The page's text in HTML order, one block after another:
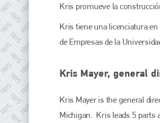
Kris promueve la
Kris tiene una licenciatura
de Empresas de la
Kris Mayer, general
Kris Mayer is the general
Michigan. Kris leads 5 parts
go to website